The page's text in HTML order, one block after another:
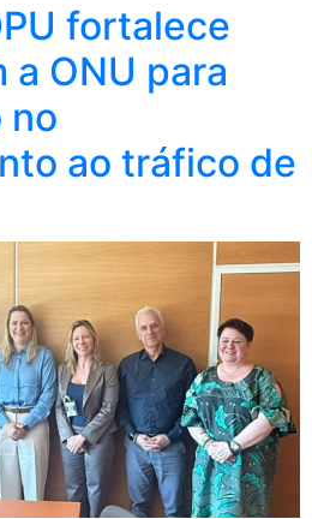
fortalece
ONU para
no
ao tráfico de